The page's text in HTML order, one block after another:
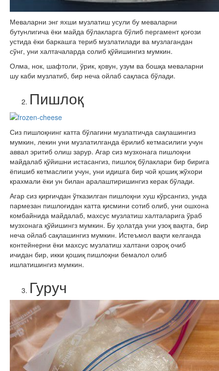
Меваларни энг яхши музлатиш усули бу меваларни
бутунлигича ёки майда бўлакларга бўлиб пергамент қоғози
устида ёки баркашга териб музлатилади ва музлагандан
сўнг, уни халтачаларда солиб қўйишингиз мумкин.
Олма, нок, шафтоли, ўрик, қовун, узум ва бошқа меваларни
шу каби музлатиб, бир неча ойлаб сақласа бўлади.
Пишлоқ
Сиз пишлоқнинг катта бўлагини музлатгичда сақлашингиз
мумкин, лекин уни музлатилганда ёрилиб кетмасилиги учун
аввал эритиб олиш зарур. Агар сиз музхонага пишлоқни
майдалаб қўйишни истасангиз, пишлоқ бўлаклари бир бирига
ёпишиб кетмаслиги учун, уни идишга бир чой қошиқ жўхори
крахмали ёки ун билан аралаштиришингиз керак бўлади.
Агар сиз қирғичдан ўтказилган пишлоқни хуш кўрсангиз, унда
пармезан пишлоғидан катта қисмини сотиб олиб, уни ошхона
комбайнида майдалаб, махсус музлатиш халталарига ўраб
музхонага қўйишингз мумкин. Бу ҳолатда уни узоқ вақтга, бир
неча ойлаб сақлашингиз мумкин. Истеъмол вақти келганда
контейнерни ёки махсус музлатиш халтани озроқ очиб
ичидан бир, икки қошиқ пишлоқни бемалол олиб
ишлатишингиз мумкин.
Гуруч